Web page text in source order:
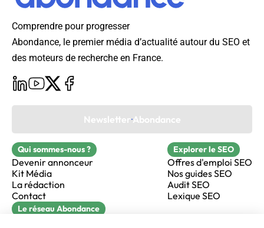
Comprendre pour progresser
Abondance, le premier média d’actualité autour du SEO et
des moteurs de recherche en France.
Newsletter Abondance
Qui sommes-nous ?
Devenir annonceur
Kit Média
La rédaction
Contact
Explorer le SEO
Offres d'emploi SEO
Nos guides SEO
Audit SEO
Lexique SEO
Le réseau Abondance